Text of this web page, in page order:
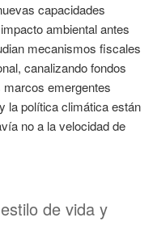
capacidades
ambiental antes
mecanismos fiscales
canalizando fondos
emergentes
la política climática están
no a la velocidad de
de vida y